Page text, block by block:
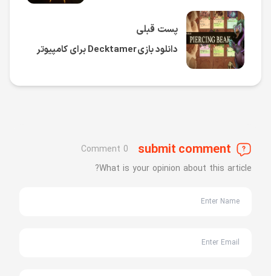
پست قبلی
دانلود بازی Decktamer برای کامپیوتر
submit comment
0 Comment
What is your opinion about this article?